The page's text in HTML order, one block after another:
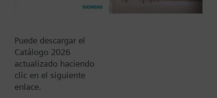
BPZ:RAK113.0090
Find replacement
Documentos
Puede descargar el
Catálogo 2026
actualizado haciendo
clic en el siguiente
enlace.